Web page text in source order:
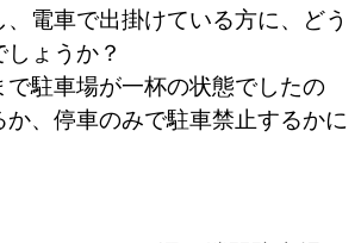
電車で出掛けている方に、どう
ょうか？
駐車場が一杯の状態でしたの
、停車のみで駐車禁止するかに